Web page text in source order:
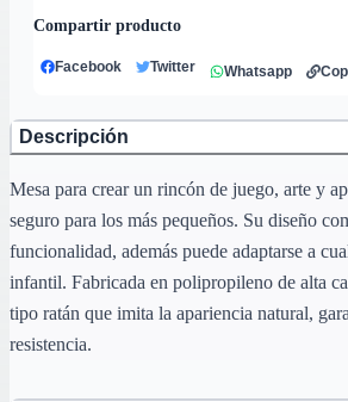
Compartir producto
Facebook Twitter Whatsapp
Descripción
Mesa para crear un rincón de juego, arte y
seguro para los más pequeños. Su diseño
funcionalidad, además puede adaptarse a
infantil. Fabricada en polipropileno de alta
tipo ratán que imita la apariencia natural,
resistencia.